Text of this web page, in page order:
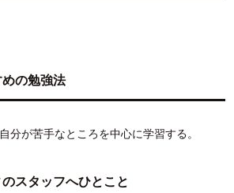
の勉強法
分が苦手なところを中心に学習する。
スタッフへひとこと